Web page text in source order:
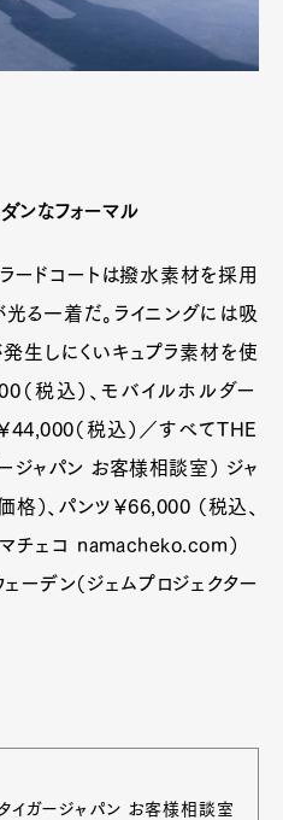
ンなフォーマル
ードコートは撥水素材を採用
光る一着だ。ライニングには吸
生しにくいキュプラ素材を使
（税込）、モバイルホルダー
44,000（税込）／すべてTHE
ジャパン お客様相談室） ジャ
）、パンツ￥66,000 （税込、
マチェコ namacheko.com）
ーデン（ジェムプロジェクター
ガージャパン お客様相談室